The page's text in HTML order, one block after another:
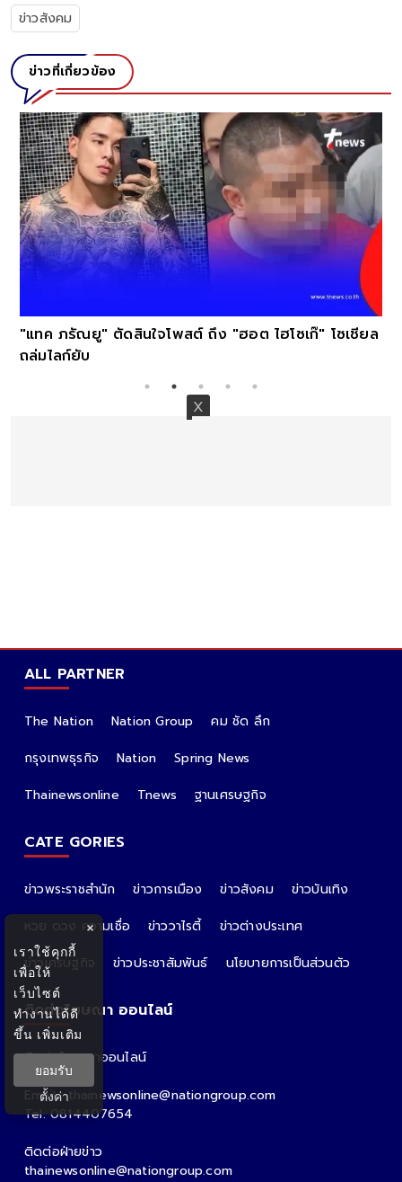
ข่าวสังคม
ข่าวที่เกี่ยวข้อง
"แทค ภรัณยู" ตัดสินใจโพสต์ ถึง "ฮอต ไฮโซเก๊" โซเชียล
ถล่มไลก์ยับ
ALL PARTNER
The Nation Nation Group
คม ชัด ลึก
กรุงเทพธุรกิจ
Nation
Spring News
Thainewsonline
Tnews ฐานเศรษฐกิจ
CATE GORIES
ข่าวพระราชสำนัก ข่าวการเมือง ข่าวสังคม
ข่าวบันเทิง
หวย ดวง ความเชื่อ
ข่าววาไรตี้
ข่าวต่างประเทศ
ข่าวเศรษฐกิจ
ข่าวประชาสัมพันธ์ นโยบายการเป็นส่วนตัว
ติดต่อโฆษณา ออนไลน์
ติดต่อโฆษณาออนไลน์
คุณอ้อ
Email : thainewsonline@nationgroup.com
Tel: 0814407654
ติดต่อฝ่ายข่าว
thainewsonline@nationgroup.com
×
เราใช้คุกกี้
เพื่อให้
เว็บไซต์
ทำงานได้ดี
ขึ้น เพิ่มเติม
ยอมรับ
ตั้งค่า